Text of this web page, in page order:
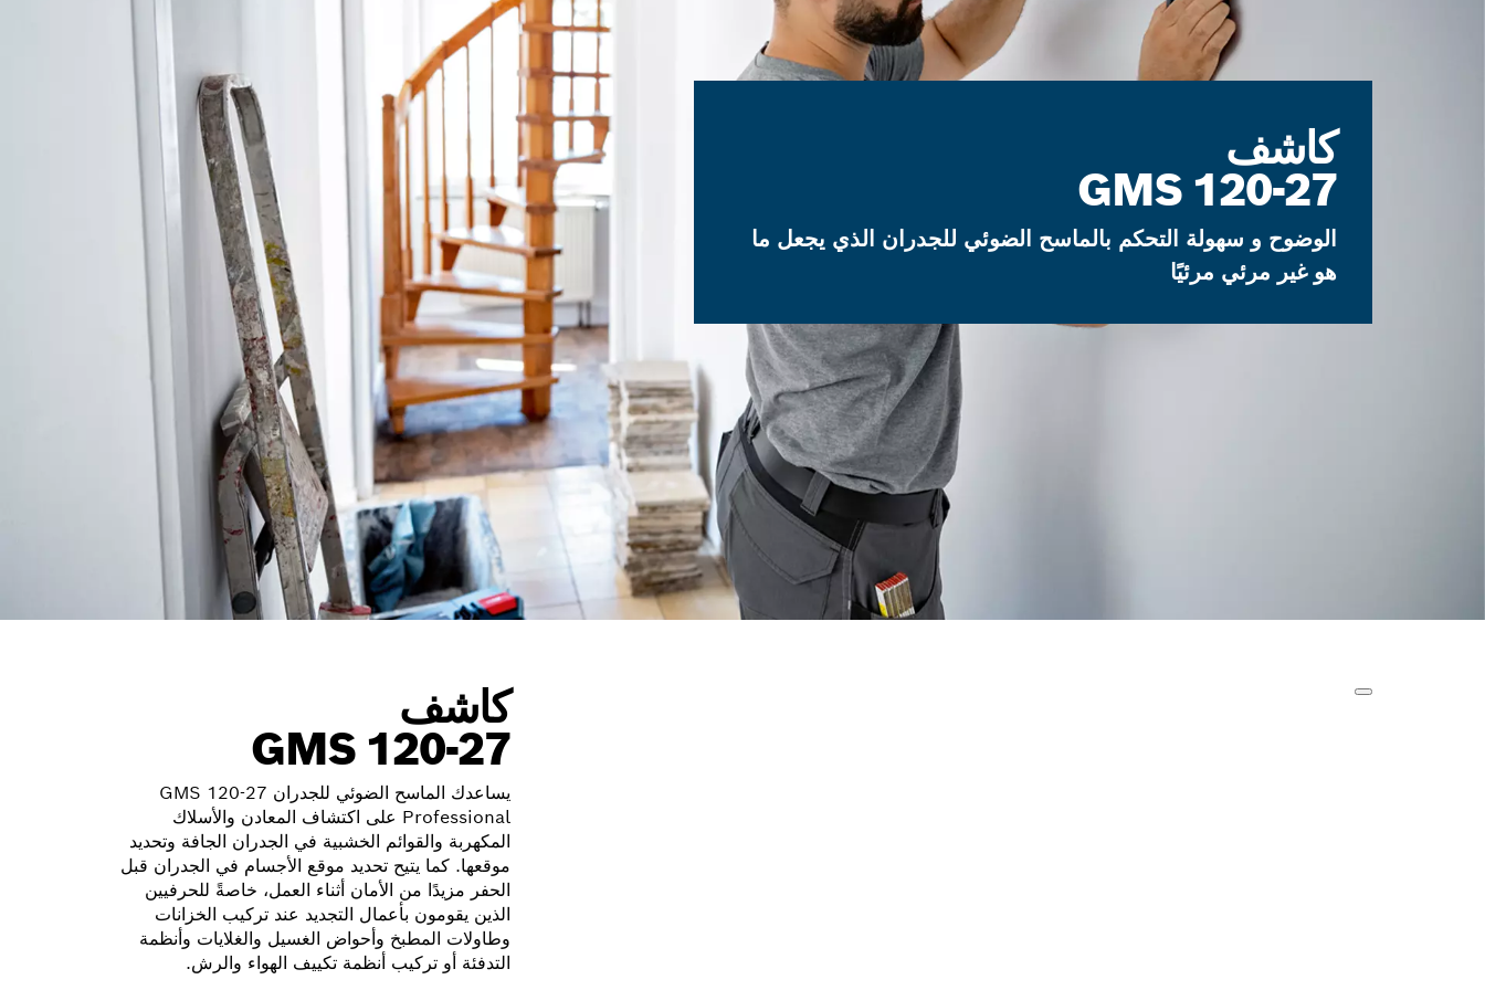
كاشف
GMS 120-27
الوضوح و سهولة التحكم بالماسح الضوئي للجدران الذي يجعل ما
هو غير مرئي مرئيًا
كاشف
GMS 120-27
يساعدك الماسح الضوئي للجدران GMS 120-27
Professional على اكتشاف المعادن والأسلاك
المكهربة والقوائم الخشبية في الجدران الجافة وتحديد
موقعها. كما يتيح تحديد موقع الأجسام في الجدران قبل
الحفر مزيدًا من الأمان أثناء العمل، خاصةً للحرفيين
الذين يقومون بأعمال التجديد عند تركيب الخزانات
وطاولات المطبخ وأحواض الغسيل والغلايات وأنظمة
التدفئة أو تركيب أنظمة تكييف الهواء والرش.